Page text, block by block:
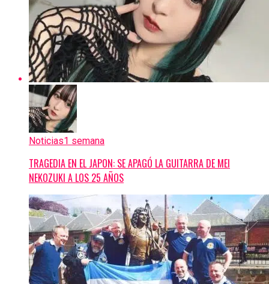
Noticias1 semana
TRAGEDIA EN EL JAPON: SE APAGÓ LA GUITARRA DE MEI
NEKOZUKI A LOS 25 AÑOS